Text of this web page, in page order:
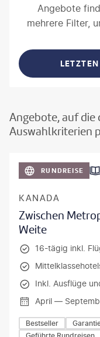
Angebote
mehrere Filter,
Angebote, auf die
Auswahlkriterien
RUNDREISE
KANADA
Zwischen
Weite
16-tägig inkl.
Inkl. Ausflüge
April —
Bestseller
Geführte Rundreisen